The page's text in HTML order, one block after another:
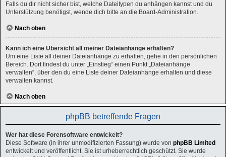
Falls du dir nicht sicher bist, welche Dateitypen du anhängen kannst und du
Unterstützung benötigst, wende dich bitte an die Board-Administration.
Nach oben
Kann ich eine Übersicht all meiner Dateianhänge erhalten?
Um eine Liste all deiner Dateianhänge zu erhalten, gehe in den persönlichen
Bereich. Dort findest du unter „Einstieg“ einen Punkt „Dateianhänge
verwalten“, über den du eine Liste deiner Dateianhänge erhalten und diese
verwalten kannst.
Nach oben
phpBB betreffende Fragen
Wer hat diese Forensoftware entwickelt?
Diese Software (in ihrer unmodifizierten Fassung) wurde von phpBB Limited
entwickelt und veröffentlicht. Sie ist urheberrechtlich geschützt. Sie wurde